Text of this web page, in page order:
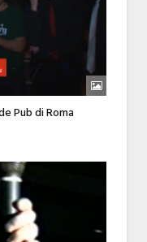
Pub di Roma